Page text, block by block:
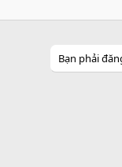
Bạn phải